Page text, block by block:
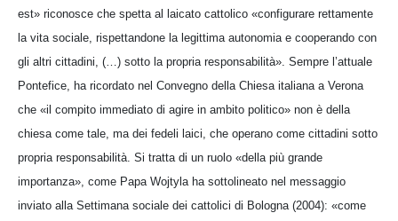
est» riconosce che spetta al laicato cattolico «configurare rettamente
la vita sociale, rispettandone la legittima autonomia e cooperando con
gli altri cittadini, (…) sotto la propria responsabilità». Sempre l’attuale
Pontefice, ha ricordato nel Convegno della Chiesa italiana a Verona
che «il compito immediato di agire in ambito politico» non è della
chiesa come tale, ma dei fedeli laici, che operano come cittadini sotto
propria responsabilità. Si tratta di un ruolo «della più grande
importanza», come Papa Wojtyla ha sottolineato nel messaggio
inviato alla Settimana sociale dei cattolici di Bologna (2004): «come